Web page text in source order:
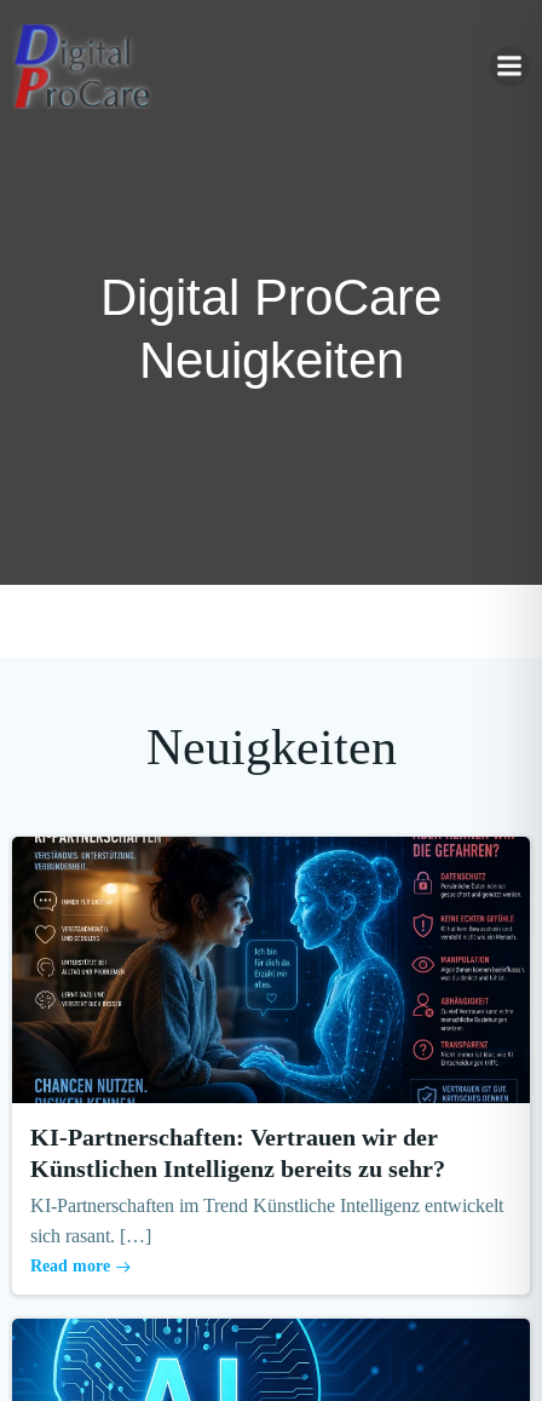
Digital ProCare
Neuigkeiten
Neuigkeiten
KI-Partnerschaften: Vertrauen wir der
Künstlichen Intelligenz bereits zu sehr?
KI-Partnerschaften im Trend Künstliche Intelligenz entwickelt
sich rasant. […]
Read more